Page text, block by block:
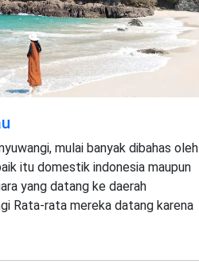
mulai banyak dibahas oleh
itu domestik indonesia maupun
yang datang ke daerah
Rata-rata mereka datang karena